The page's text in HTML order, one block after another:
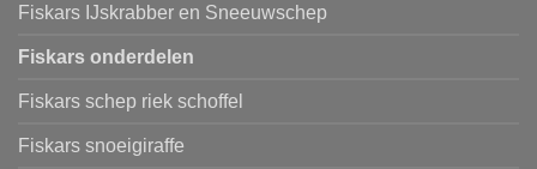
Fiskars IJskrabber en Sneeuwschep
Fiskars onderdelen
Fiskars schep riek schoffel
Fiskars snoeigiraffe